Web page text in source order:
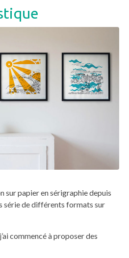
sur papier en sérigraphie depuis
série de différents formats sur
commencé à proposer des